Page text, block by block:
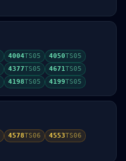
4004TS05 4050TS05
4377TS05 4671TS05
4198TS05 4199TS05
4578TS06 4553TS06